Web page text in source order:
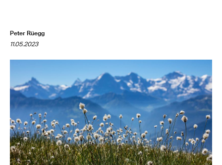
Peter Rüegg
11.05.2023